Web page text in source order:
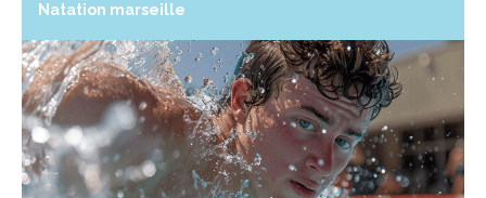
Natation marseille